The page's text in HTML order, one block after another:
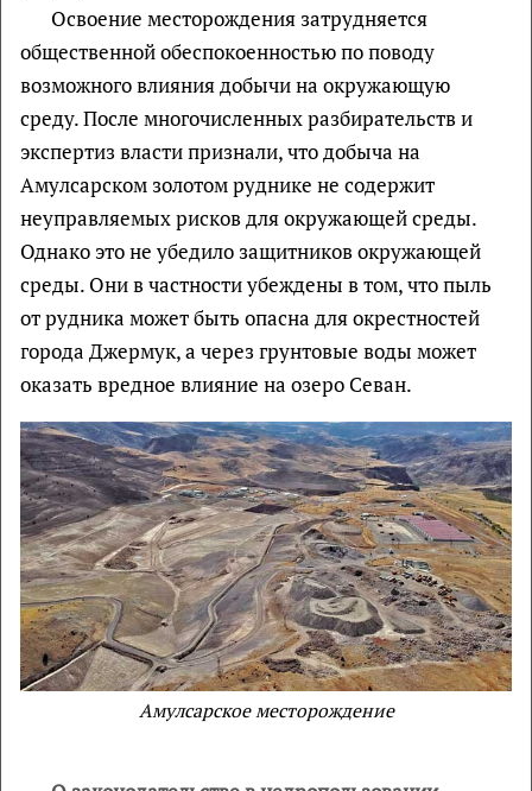
Освоение месторождения затрудняется
общественной обеспокоенностью по поводу
возможного влияния добычи на окружающую
среду. После многочисленных разбирательств и
экспертиз власти признали, что добыча на
Амулсарском золотом руднике не содержит
неуправляемых рисков для окружающей среды.
Однако это не убедило защитников окружающей
среды. Они в частности убеждены в том, что пыль
от рудника может быть опасна для окрестностей
города Джермук, а через грунтовые воды может
оказать вредное влияние на озеро Севан.
Амулсарское месторождение